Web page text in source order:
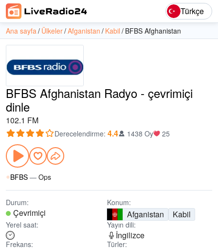
Türkçe
Ana sayfa Ülkeler Afganistan Kabil BFBS Afghanistan
BFBS Afghanistan Radyo - çevrimiçi
dinle
102.1 FM
Derecelendirme: 4.4 1438 Oy 25
BFBS — Ops
Durum:
Çevrimiçi
Konum:
Afganistan Kabil
Yerel saat: Yayın dili:
İngilizce
Frekans: Türler: